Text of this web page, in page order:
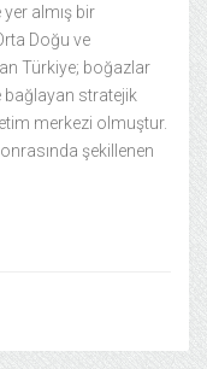
almış bir
Doğu ve
Türkiye; boğazlar
bağlayan stratejik
merkezi olmuştur.
şekillenen